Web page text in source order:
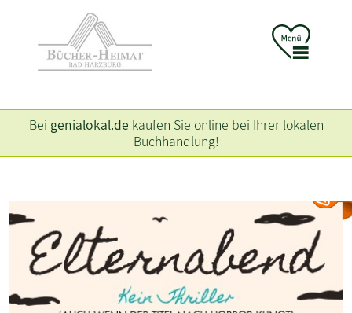
Bei genialokal.de kaufen Sie online bei Ihrer lokalen
Buchhandlung!